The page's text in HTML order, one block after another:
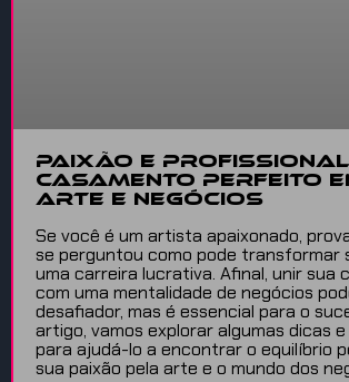
Paixão e
Casamento Perfeito
Arte e Negócios
Se você é um artista apaixonado,
se perguntou como pode transformar
uma carreira lucrativa. Afinal, unir sua
com uma mentalidade de negócios
desafiador, mas é essencial para o
artigo, vamos explorar algumas dicas
para ajudá-lo a encontrar o equilíbrio
sua paixão pela arte e o mundo dos